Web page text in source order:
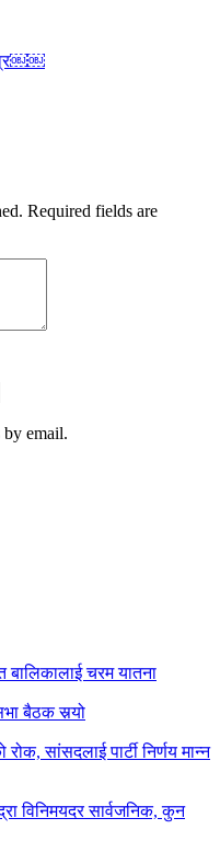
Required fields are
email.
बालिकालाई चरम यातना
बैठक सर्‍यो
सांसदलाई पार्टी निर्णय मान्न
विनिमयदर सार्वजनिक, कुन